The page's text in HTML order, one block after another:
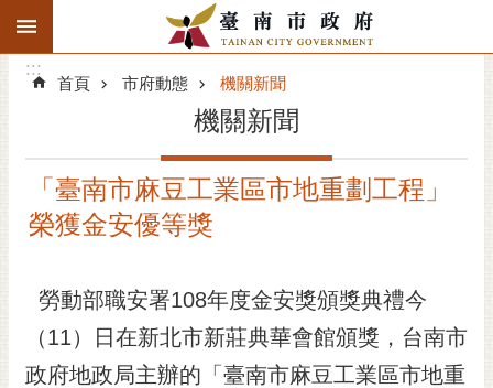
跳到主要內容區塊
搜
階
精彩府城
市府團隊
主題服務
:::
:::
首頁 市府動態 機關新聞
機關新聞
「臺南市麻豆工業區市地重劃工程」
榮獲金安優等獎
勞動部職安署108年度金安獎頒獎典禮今
（11）日在新北市新莊典華會館頒獎，台南市
政府地政局主辦的「臺南市麻豆工業區市地重